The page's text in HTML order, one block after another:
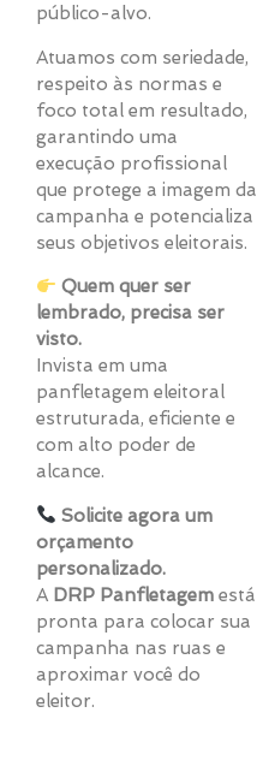
público-alvo.
Atuamos com seriedade,
respeito às normas e
foco total em resultado,
garantindo uma
execução profissional
que protege a imagem da
campanha e potencializa
seus objetivos eleitorais.
Quem quer ser
lembrado, precisa ser
visto.
Invista em uma
panfletagem eleitoral
estruturada, eficiente e
com alto poder de
alcance.
Solicite agora um
orçamento
personalizado.
A DRP Panfletagem está
pronta para colocar sua
campanha nas ruas e
aproximar você do
eleitor.